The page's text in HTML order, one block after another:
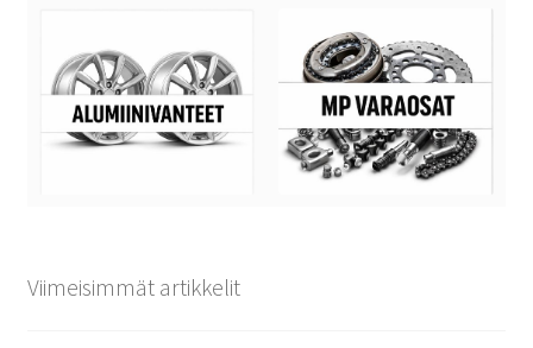
Viimeisimmät artikkelit